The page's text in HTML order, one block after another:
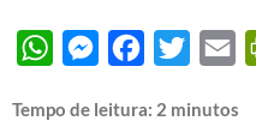
WhatsAppMessengerFacebook
Twitter
Tempo de leitura: 2 minutos